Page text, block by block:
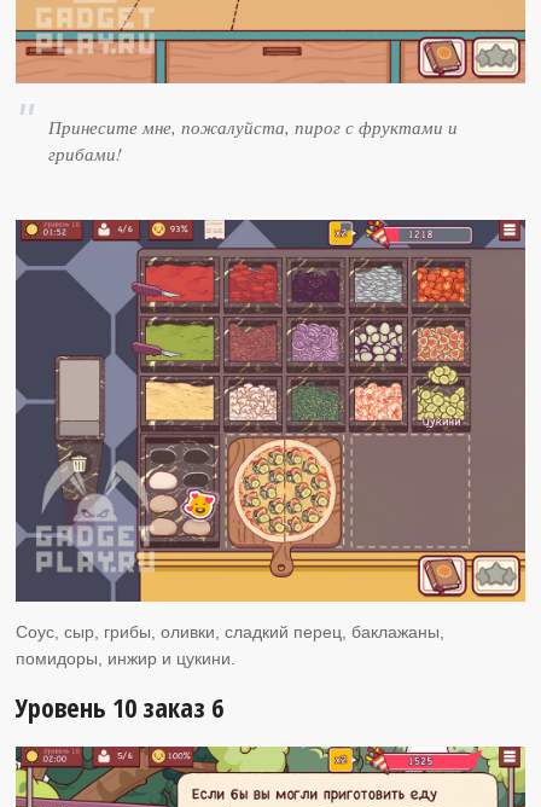
Принесите мне, пожалуйста, пирог с фруктами и
грибами!
Соус, сыр, грибы, оливки, сладкий перец, баклажаны,
помидоры, инжир и цукини.
Уровень 10 заказ 6